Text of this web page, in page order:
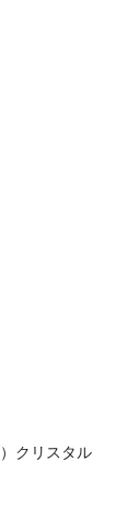
クリスタル